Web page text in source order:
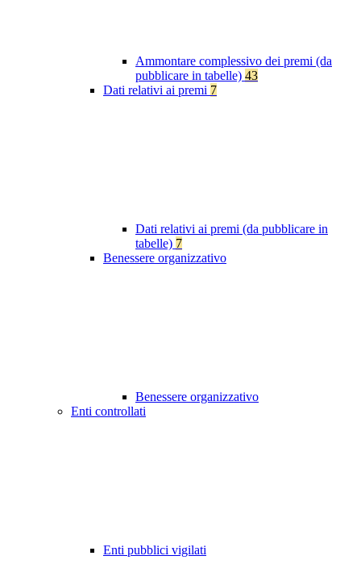
Ammontare complessivo dei premi (da
pubblicare in tabelle) 43
Dati relativi ai premi 7
Dati relativi ai premi (da pubblicare in
tabelle) 7
Benessere organizzativo
Benessere organizzativo
Enti controllati
Enti pubblici vigilati